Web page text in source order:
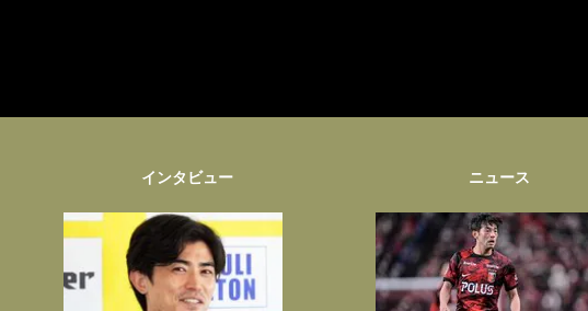
インタビュー ニュース